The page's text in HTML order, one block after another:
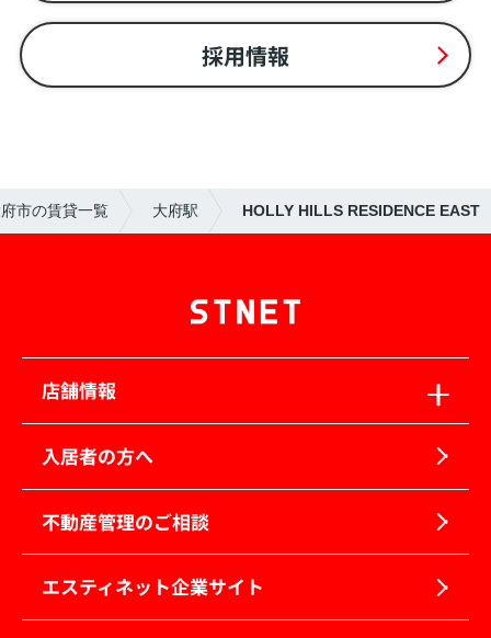
採用情報
市の賃貸一覧 大府駅 HOLLY HILLS RESIDENCE EAST
店舗情報
入居者の方へ
不動産管理のご相談
エスティネット企業サイト